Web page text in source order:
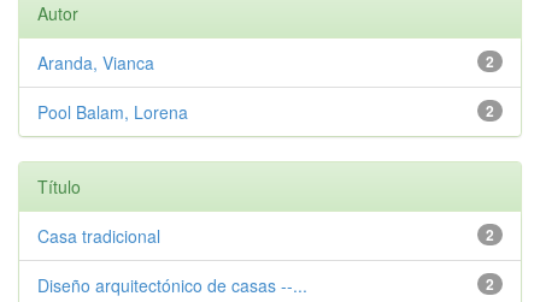
Autor
2
Aranda, Vianca
2
Pool Balam, Lorena
Título
2
Casa tradicional
2
Diseño arquitectónico de casas --...